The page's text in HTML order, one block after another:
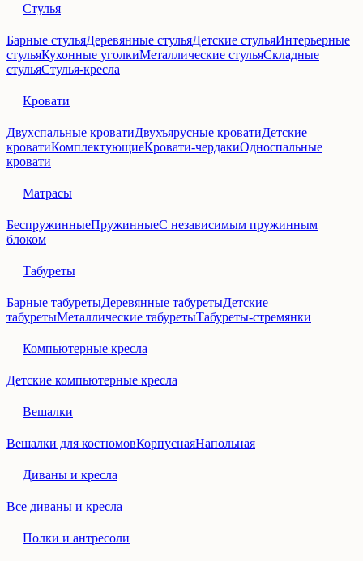
Стулья
Барные стульяДеревянные стульяДетские стульяИнтерьерные
стульяКухонные уголкиМеталлические стульяСкладные
стульяСтулья-кресла
Кровати
Двухспальные кроватиДвухъярусные кроватиДетские
кроватиКомплектующиеКровати-чердакиОдноспальные
кровати
Матрасы
БеспружинныеПружинныеС независимым пружинным
блоком
Табуреты
Барные табуретыДеревянные табуретыДетские
табуретыМеталлические табуретыТабуреты-стремянки
Компьютерные кресла
Детские компьютерные кресла
Вешалки
Вешалки для костюмовКорпуснаяНапольная
Диваны и кресла
Все диваны и кресла
Полки и антресоли